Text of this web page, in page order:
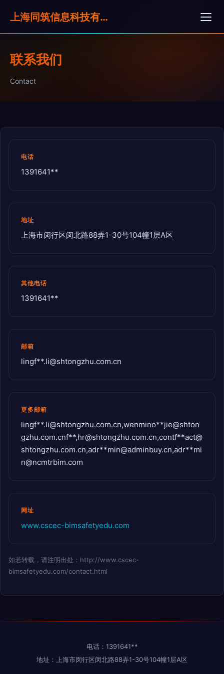
上海同筑信息科技有限公司
联系我们
Contact
电话
1391641**
地址
上海市闵行区闵北路88弄1-30号104幢1层A区
其他电话
1391641**
邮箱
lingf**.li@shtongzhu.com.cn
更多邮箱
lingf**.li@shtongzhu.com.cn,wenmino**jie@shton
gzhu.com.cnf**,hr@shtongzhu.com.cn,contf**act@
shtongzhu.com.cn,adr**min@adminbuy.cn,adr**mi
n@ncmtrbim.com
网址
www.cscec-bimsafetyedu.com
如若转载，请注明出处：http://www.cscec-
bimsafetyedu.com/contact.html
电话：1391641**
地址：上海市闵行区闵北路88弄1-30号104幢1层A区